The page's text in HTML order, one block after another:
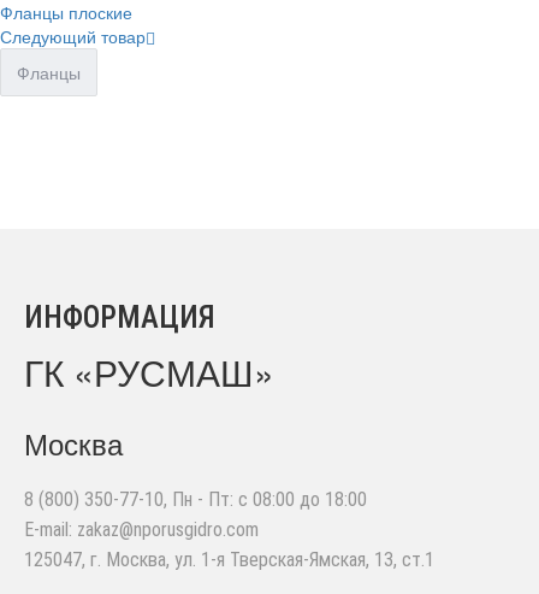
Фланцы плоские
Следующий товар
Фланцы
ИНФОРМАЦИЯ
ГК «РУСМАШ»
Москва
8 (800) 350-77-10, Пн - Пт: с 08:00 до 18:00
E-mail: zakaz@nporusgidro.com
125047, г. Москва, ул. 1-я Тверская-Ямская, 13, ст.1